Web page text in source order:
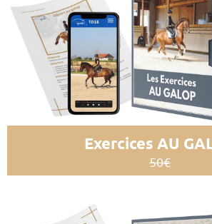
Exercices AU
50€